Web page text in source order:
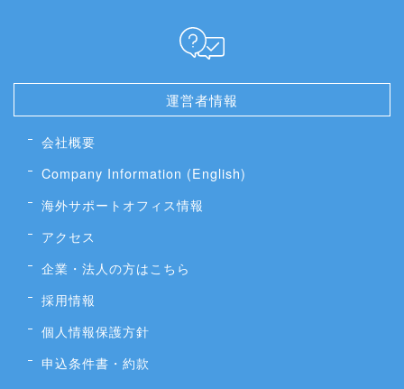
運営者情報
会社概要
Company Information (English)
海外サポートオフィス情報
アクセス
企業・法人の方はこちら
採用情報
個人情報保護方針
申込条件書・約款